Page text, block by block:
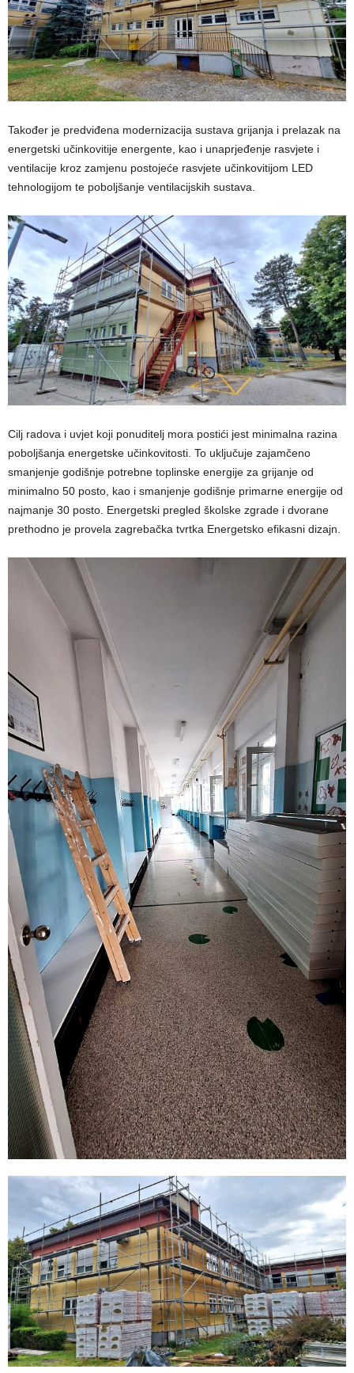
Također je predviđena modernizacija sustava grijanja i prelazak na
energetski učinkovitije energente, kao i unaprjeđenje rasvjete i
ventilacije kroz zamjenu postojeće rasvjete učinkovitijom LED
tehnologijom te poboljšanje ventilacijskih sustava.
Cilj radova i uvjet koji ponuditelj mora postići jest minimalna razina
poboljšanja energetske učinkovitosti. To uključuje zajamčeno
smanjenje godišnje potrebne toplinske energije za grijanje od
minimalno 50 posto, kao i smanjenje godišnje primarne energije od
najmanje 30 posto. Energetski pregled školske zgrade i dvorane
prethodno je provela zagrebačka tvrtka Energetsko efikasni dizajn.